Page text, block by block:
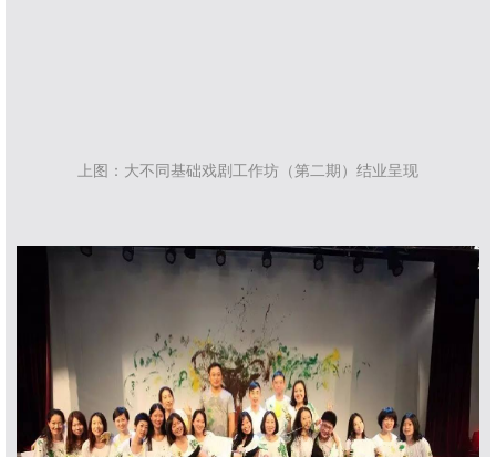
上图：大不同基础戏剧工作坊（第二期）结业呈现